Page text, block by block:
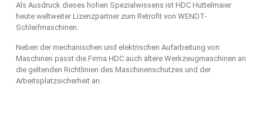
Als Ausdruck dieses hohen Spezialwissens ist HDC Huttelmaier
heute weltweiter Lizenzpartner zum Retrofit von WENDT-
Schleifmaschinen.
Neben der mechanischen und elektrischen Aufarbeitung von
Maschinen passt die Firma HDC auch ältere Werkzeugmaschinen an
die geltenden Richtlinien des Maschinenschutzes und der
Arbeitsplatzsicherheit an.